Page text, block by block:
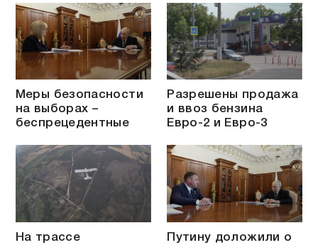
Меры безопасности
на выборах –
беспрецедентные
Разрешены продажа
и ввоз бензина
Евро-2 и Евро-3
На трассе
Путину доложили о